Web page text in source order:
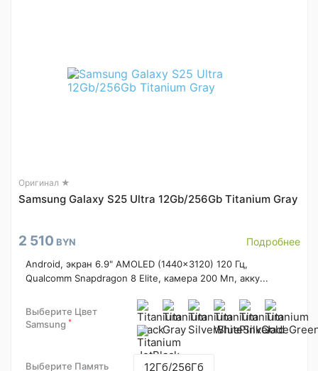
Оригинал ★
Samsung Galaxy S25 Ultra 12Gb/256Gb Titanium Gray
2 510 BYN Подробнее
Android, экран 6.9" AMOLED (1440x3120) 120 Гц,
Qualcomm Snapdragon 8 Elite, камера 200 Мп, акку...
Выберите Цвет
Samsung *
Выберите Память
12Гб/256Гб